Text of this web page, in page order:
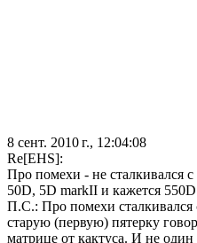
8 сент. 2010 г., 12:04:08
Re[EHS]:
Про помехи - не сталкивался
50D, 5D markII и кажется
П.С.: Про помехи
старую (первую) пятерку
матрице от кактуса. И не один